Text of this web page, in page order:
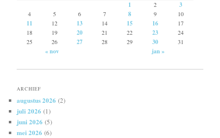
1
2 3
4 5 6 7 8 9 10
11 12 13 14 15 16
17
18
19 20 21 22 23
24
25
26 27 28 29 30 31
« nov jan »
ARCHIEF
augustus 2026 (2)
juli 2026 (1)
juni 2026 (5)
mei 2026 (6)